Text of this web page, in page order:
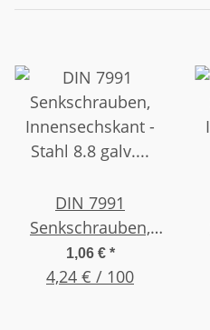
DIN 7991
Senkschrauben,
Innensechskant -
Stahl 8.8 galv.
1,06 € *
4,24 € / 100